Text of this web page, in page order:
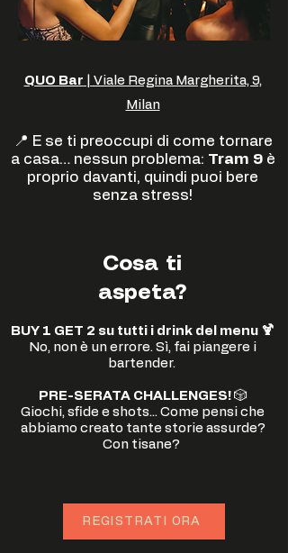
QUO Bar | Viale Regina Margherita, 9,
Milan
📍 E se ti preoccupi di come tornare
a casa… nessun problema: Tram 9è
proprio davanti, quindi puoi bere
senza stress!
Cosa ti
aspeta?
BUY 1 GET 2 su tutti i drink del menu 🍹
No, non è un errore. Sì, fai piangere i
bartender.
PRE-SERATA CHALLENGES! 🎲
Giochi, sfide e shots... Come pensi che
abbiamo creato tante storie assurde?
Con tisane?
REGISTRATI ORA